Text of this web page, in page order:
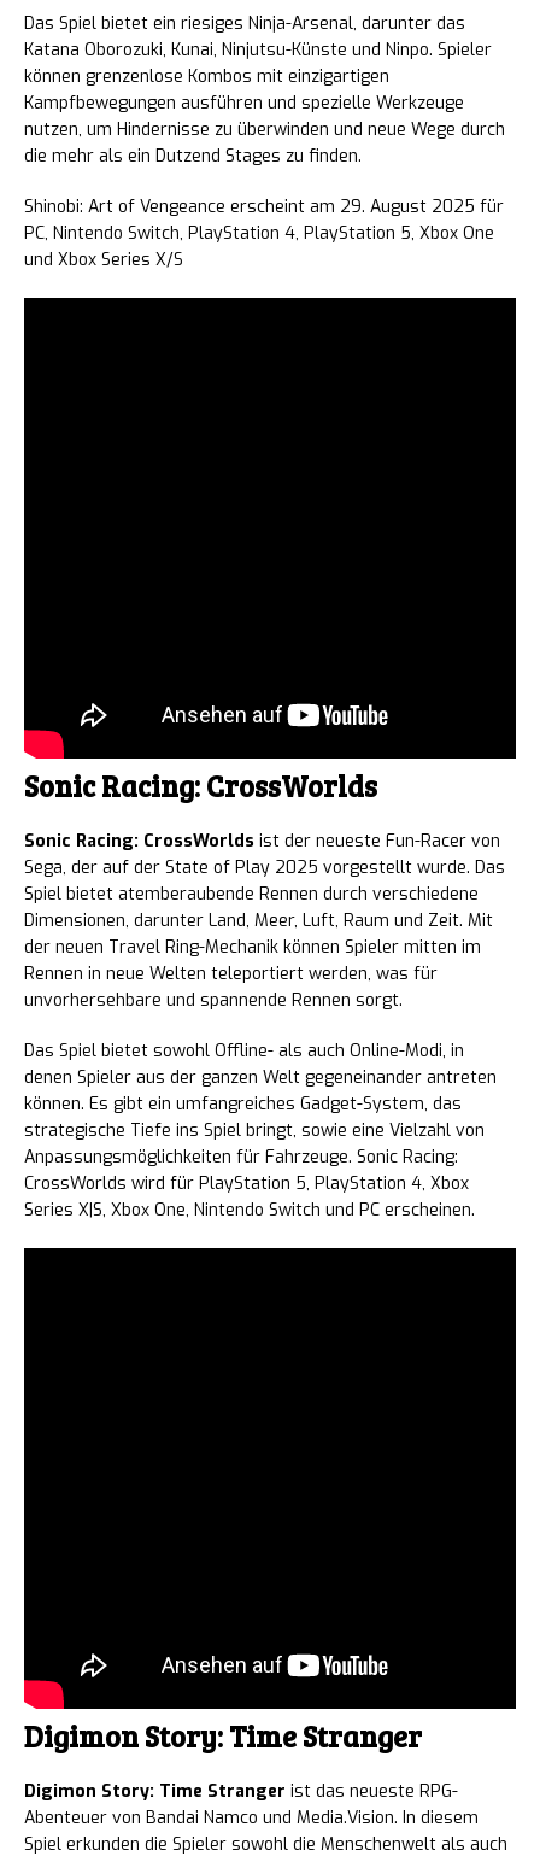
Das Spiel bietet ein riesiges Ninja-Arsenal, darunter das
Katana Oborozuki, Kunai, Ninjutsu-Künste und Ninpo. Spieler
können grenzenlose Kombos mit einzigartigen
Kampfbewegungen ausführen und spezielle Werkzeuge
nutzen, um Hindernisse zu überwinden und neue Wege durch
die mehr als ein Dutzend Stages zu finden.
Shinobi: Art of Vengeance erscheint am 29. August 2025 für
PC, Nintendo Switch, PlayStation 4, PlayStation 5, Xbox One
und Xbox Series X/S
Sonic Racing: CrossWorlds
Sonic Racing: CrossWorlds ist der neueste Fun-Racer von
Sega, der auf der State of Play 2025 vorgestellt wurde. Das
Spiel bietet atemberaubende Rennen durch verschiedene
Dimensionen, darunter Land, Meer, Luft, Raum und Zeit. Mit
der neuen Travel Ring-Mechanik können Spieler mitten im
Rennen in neue Welten teleportiert werden, was für
unvorhersehbare und spannende Rennen sorgt.
Das Spiel bietet sowohl Offline- als auch Online-Modi, in
denen Spieler aus der ganzen Welt gegeneinander antreten
können. Es gibt ein umfangreiches Gadget-System, das
strategische Tiefe ins Spiel bringt, sowie eine Vielzahl von
Anpassungsmöglichkeiten für Fahrzeuge. Sonic Racing:
CrossWorlds wird für PlayStation 5, PlayStation 4, Xbox
Series X|S, Xbox One, Nintendo Switch und PC erscheinen.
Digimon Story: Time Stranger
Digimon Story: Time Stranger ist das neueste RPG-
Abenteuer von Bandai Namco und Media.Vision. In diesem
Spiel erkunden die Spieler sowohl die Menschenwelt als auch